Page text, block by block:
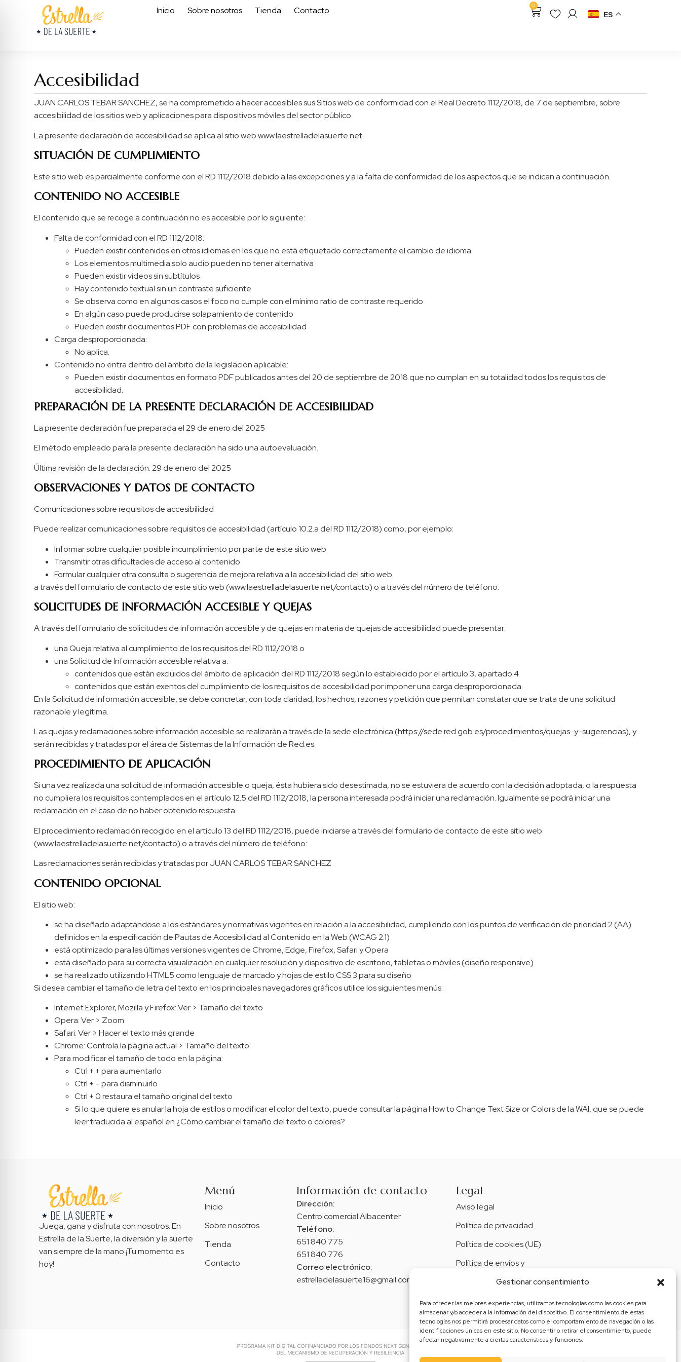
Gestionar consentimiento
Para ofrecer las mejores experiencias, utilizamos tecnologías como las cookies para
almacenar y/o acceder a la información del dispositivo. El consentimiento de estas
tecnologías nos permitirá procesar datos como el comportamiento de navegación o las
identificaciones únicas en este sitio. No consentir o retirar el consentimiento, puede
afectar negativamente a ciertas características y funciones.
Inicio Sobre nosotros Tienda Contacto 0
ES
Accesibilidad
JUAN CARLOS TEBAR SANCHEZ, se ha comprometido a hacer accesibles sus Sitios web de conformidad con el Real Decreto 1112/2018, de 7 de septiembre, sobre
accesibilidad de los sitios web y aplicaciones para dispositivos móviles del sector público.
La presente declaración de accesibilidad se aplica al sitio web www.laestrelladelasuerte.net
SITUACIÓN DE CUMPLIMIENTO
Este sitio web es parcialmente conforme con el RD 1112/2018 debido a las excepciones y a la falta de conformidad de los aspectos que se indican a continuación.
CONTENIDO NO ACCESIBLE
El contenido que se recoge a continuación no es accesible por lo siguiente:
Falta de conformidad con el RD 1112/2018:
Pueden existir contenidos en otros idiomas en los que no está etiquetado correctamente el cambio de idioma
Los elementos multimedia solo audio pueden no tener alternativa
Pueden existir vídeos sin subtítulos
Hay contenido textual sin un contraste suficiente
Se observa como en algunos casos el foco no cumple con el mínimo ratio de contraste requerido
En algún caso puede producirse solapamiento de contenido
Pueden existir documentos PDF con problemas de accesibilidad
Carga desproporcionada:
No aplica.
Contenido no entra dentro del ámbito de la legislación aplicable:
Pueden existir documentos en formato PDF publicados antes del 20 de septiembre de 2018 que no cumplan en su totalidad todos los requisitos de
accesibilidad.
PREPARACIÓN DE LA PRESENTE DECLARACIÓN DE ACCESIBILIDAD
La presente declaración fue preparada el 29 de enero del 2025
El método empleado para la presente declaración ha sido una autoevaluación.
Última revisión de la declaración: 29 de enero del 2025
OBSERVACIONES Y DATOS DE CONTACTO
Comunicaciones sobre requisitos de accesibilidad
Puede realizar comunicaciones sobre requisitos de accesibilidad (artículo 10.2.a del RD 1112/2018) como, por ejemplo:
Informar sobre cualquier posible incumplimiento por parte de este sitio web
Transmitir otras dificultades de acceso al contenido
Formular cualquier otra consulta o sugerencia de mejora relativa a la accesibilidad del sitio web
a través del formulario de contacto de este sitio web (www.laestrelladelasuerte.net/contacto) o a través del número de teléfono:
SOLICITUDES DE INFORMACIÓN ACCESIBLE Y QUEJAS
A través del formulario de solicitudes de información accesible y de quejas en materia de quejas de accesibilidad puede presentar:
una Queja relativa al cumplimiento de los requisitos del RD 1112/2018 o
una Solicitud de Información accesible relativa a:
contenidos que están excluidos del ámbito de aplicación del RD 1112/2018 según lo establecido por el artículo 3, apartado 4
contenidos que están exentos del cumplimiento de los requisitos de accesibilidad por imponer una carga desproporcionada.
En la Solicitud de información accesible, se debe concretar, con toda claridad, los hechos, razones y petición que permitan constatar que se trata de una solicitud
razonable y legítima.
Las quejas y reclamaciones sobre información accesible se realizarán a través de la sede electrónica (https://sede.red.gob.es/procedimientos/quejas-y-sugerencias), y
serán recibidas y tratadas por el área de Sistemas de la Información de Red.es.
PROCEDIMIENTO DE APLICACIÓN
Si una vez realizada una solicitud de información accesible o queja, ésta hubiera sido desestimada, no se estuviera de acuerdo con la decisión adoptada, o la respuesta
no cumpliera los requisitos contemplados en el artículo 12.5 del RD 1112/2018, la persona interesada podrá iniciar una reclamación. Igualmente se podrá iniciar una
reclamación en el caso de no haber obtenido respuesta.
El procedimiento reclamación recogido en el artículo 13 del RD 1112/2018, puede iniciarse a través del formulario de contacto de este sitio web
(www.laestrelladelasuerte.net/contacto) o a través del número de teléfono:
Las reclamaciones serán recibidas y tratadas por JUAN CARLOS TEBAR SANCHEZ
CONTENIDO OPCIONAL
El sitio web:
se ha diseñado adaptándose a los estándares y normativas vigentes en relación a la accesibilidad, cumpliendo con los puntos de verificación de prioridad 2 (AA)
definidos en la especificación de Pautas de Accesibilidad al Contenido en la Web (WCAG 2.1)
está optimizado para las últimas versiones vigentes de Chrome, Edge, Firefox, Safari y Opera
está diseñado para su correcta visualización en cualquier resolución y dispositivo de escritorio, tabletas o móviles (diseño responsive)
se ha realizado utilizando HTML5 como lenguaje de marcado y hojas de estilo CSS 3 para su diseño
Si desea cambiar el tamaño de letra del texto en los principales navegadores gráficos utilice los siguientes menús:
Internet Explorer, Mozilla y Firefox: Ver > Tamaño del texto
Opera: Ver > Zoom
Safari: Ver > Hacer el texto más grande
Chrome: Controla la página actual > Tamaño del texto
Para modificar el tamaño de todo en la página:
Ctrl + + para aumentarlo
Ctrl + – para disminuirlo
Ctrl + 0 restaura el tamaño original del texto
Si lo que quiere es anular la hoja de estilos o modificar el color del texto, puede consultar la página How to Change Text Size or Colors de la WAI, que se puede
leer traducida al español en ¿Cómo cambiar el tamaño del texto o colores?
Juega, gana y disfruta con nosotros. En
Estrella de la Suerte, la diversión y la suerte
van siempre de la mano ¡Tu momento es
hoy!
Menú
Inicio
Sobre nosotros
Tienda
Contacto
Información de contacto
Dirección:
Centro comercial Albacenter
Teléfono:
651 840 775
651 840 776
Correo electrónico:
estrelladelasuerte16@gmail.com
Legal
Aviso legal
Política de privacidad
Política de cookies (UE)
Política de envíos y